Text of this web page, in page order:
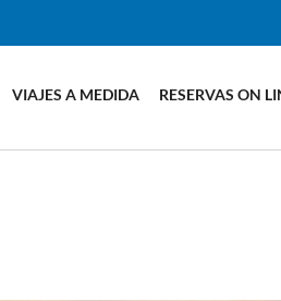
VIAJES A MEDIDA RESERVAS ON